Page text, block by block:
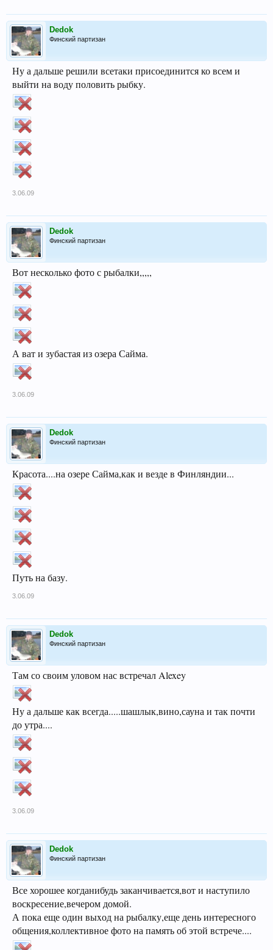
Dedok
Финский партизан
Ну а дальше решили всетаки присоединится ко всем и
выйти на воду половить рыбку.
3.06.09
Dedok
Финский партизан
Вот несколько фото с рыбалки,,,,,
А ват и зубастая из озера Сайма.
3.06.09
Dedok
Финский партизан
Красота....на озере Сайма,как и везде в Финляндии...
Путь на базу.
3.06.09
Dedok
Финский партизан
Там со своим уловом нас встречал Alexey
Ну а дальше как всегда.....шашлык,вино,сауна и так почти
до утра....
3.06.09
Dedok
Финский партизан
Все хорошее когданибудь заканчивается,вот и наступило
воскресение,вечером домой.
А пока еще один выxод на рыбалку,еще день интересного
общения,коллективное фото на память об этой встрече....